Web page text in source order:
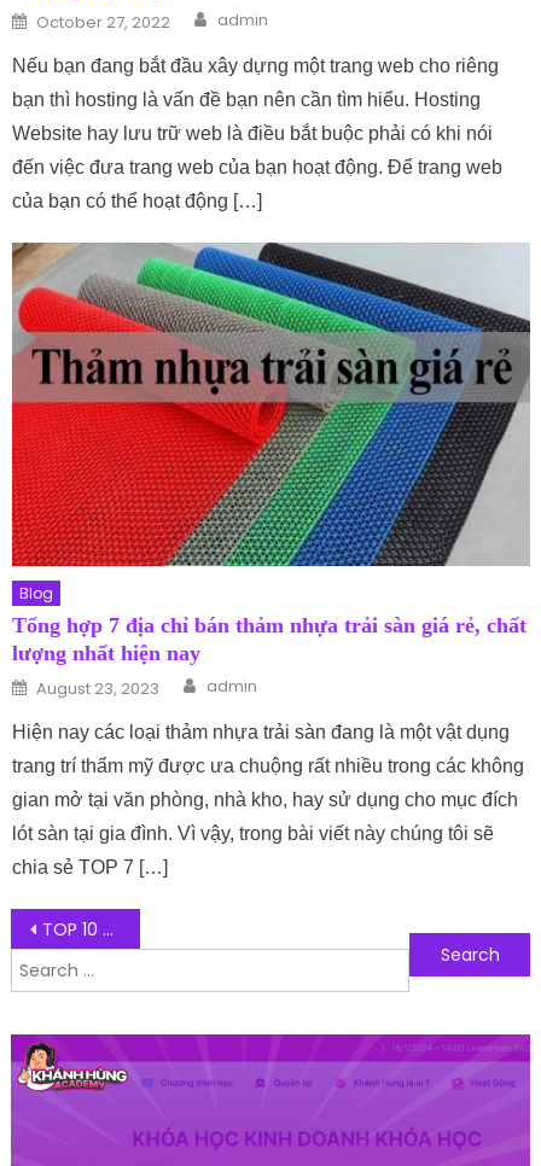
Posted on
October 27, 2022 Author
admin
Nếu bạn đang bắt đầu xây dựng một trang web cho riêng
bạn thì hosting là vấn đề bạn nên cần tìm hiểu. Hosting
Website hay lưu trữ web là điều bắt buộc phải có khi nói
đến việc đưa trang web của bạn hoạt động. Để trang web
của bạn có thể hoạt động […]
Blog
Tổng hợp 7 địa chỉ bán thảm nhựa trải sàn giá rẻ, chất
lượng nhất hiện nay
Posted on
August 23, 2023 Author
admin
Hiện nay các loại thảm nhựa trải sàn đang là một vật dụng
trang trí thẩm mỹ được ưa chuộng rất nhiều trong các không
gian mở tại văn phòng, nhà kho, hay sử dụng cho mục đích
lót sàn tại gia đình. Vì vậy, trong bài viết này chúng tôi sẽ
chia sẻ TOP 7 […]
Post navigation
TOP 10 Thương Hiệu Bàn Bida Nổi Tiếng Nhất Trên Thế Giới
Search for:
Follow